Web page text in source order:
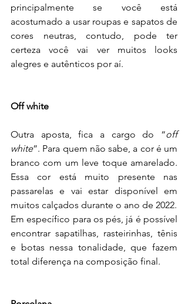
principalmente se você está
acostumado a usar roupas e sapatos de
cores neutras, contudo, pode ter
certeza você vai ver muitos looks
alegres e autênticos por aí.
Off white
Outra aposta, fica a cargo do “off
white”. Para quem não sabe, a cor é um
branco com um leve toque amarelado.
Essa cor está muito presente nas
passarelas e vai estar disponível em
muitos calçados durante o ano de 2022.
Em específico para os pés, já é possível
encontrar sapatilhas, rasteirinhas, tênis
e botas nessa tonalidade, que fazem
total diferença na composição final.